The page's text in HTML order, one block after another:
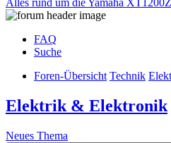
FAQ
Suche
Foren-Übersicht Technik
Elektrik & Elektronik
Neues Thema